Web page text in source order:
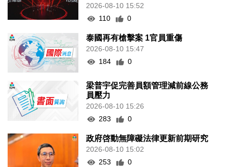
2026-08-10 15:52
110
0
泰國再有槍擊案 1官員重傷
2026-08-10 15:47
184
0
梁普宇促完善員額管理減前線公務
員壓力
2026-08-10 15:26
283
0
政府啓動無障礙法律更新前期研究
2026-08-10 15:02
253
0